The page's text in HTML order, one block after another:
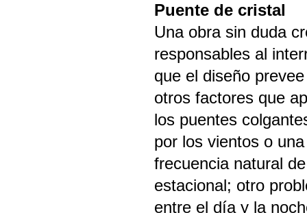
Puente de cristal
Una obra sin duda
responsables al
que el diseño
otros factores que
los puentes
por los vientos o
frecuencia natural
estacional; otro
entre el día y la